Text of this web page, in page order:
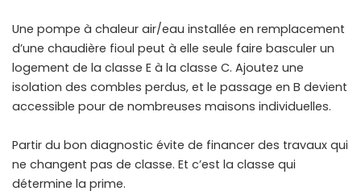
Une pompe à chaleur air/eau installée en remplacement
d’une chaudière fioul peut à elle seule faire basculer un
logement de la classe E à la classe C. Ajoutez une
isolation des combles perdus, et le passage en B devient
accessible pour de nombreuses maisons individuelles.
Partir du bon diagnostic évite de financer des travaux qui
ne changent pas de classe. Et c’est la classe qui
détermine la prime.